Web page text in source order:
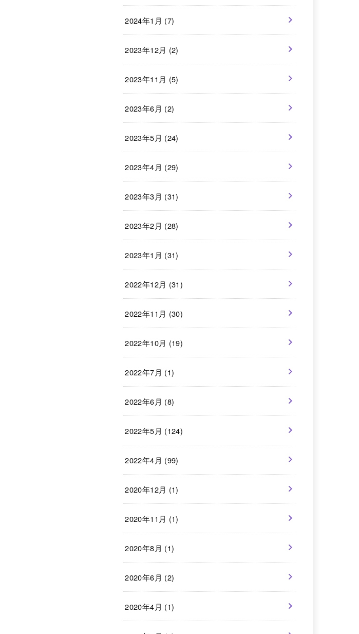
2024年1月 (7)
2023年12月 (2)
2023年11月 (5)
2023年6月 (2)
2023年5月 (24)
2023年4月 (29)
2023年3月 (31)
2023年2月 (28)
2023年1月 (31)
2022年12月 (31)
2022年11月 (30)
2022年10月 (19)
2022年7月 (1)
2022年6月 (8)
2022年5月 (124)
2022年4月 (99)
2020年12月 (1)
2020年11月 (1)
2020年8月 (1)
2020年6月 (2)
2020年4月 (1)